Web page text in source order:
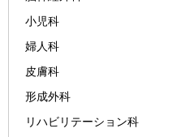
小児科
婦人科
皮膚科
形成外科
リハビリテーション科